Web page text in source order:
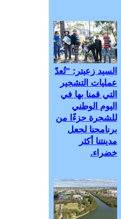
السيد زعيتر: "تُعدّ
عمليات التشجير
التي قمنا بها في
اليوم الوطني
للشجرة جزءًا من
برنامجنا لجعل
مدينتنا أكثر
خضراء.